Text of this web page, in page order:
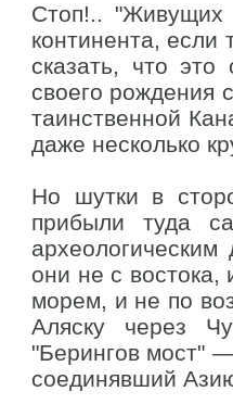
Стоп!.. "Живущих
континента,
сказать, что
своего рождения
таинственной
даже несколько
Но шутки в
прибыли туда
они не с
морем, и не по
Аляску через
"Берингов мост"
соединявший